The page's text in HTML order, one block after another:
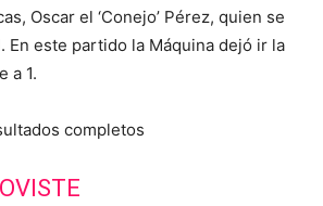
Oscar el ‘Conejo’ Pérez, quien se
En este partido la Máquina dejó ir la
a 1.
completos